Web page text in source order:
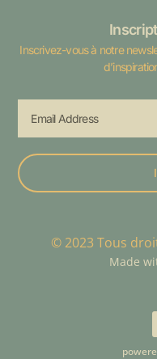
Inscrivez-vous à notre
© 2023 Tous
Made